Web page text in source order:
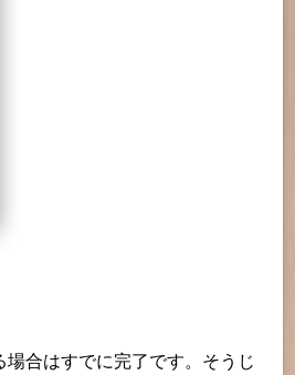
合はすでに完了です。そうじ